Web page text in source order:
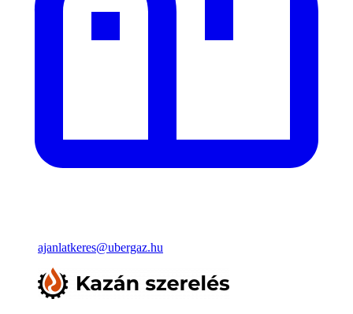
ajanlatkeres@ubergaz.hu